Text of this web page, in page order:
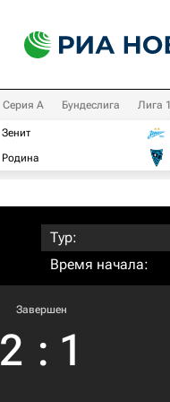
Серия А Бундеслига Лига 1
Зенит
Родина
Тур:
Время начала:
Завершен
2 : 1